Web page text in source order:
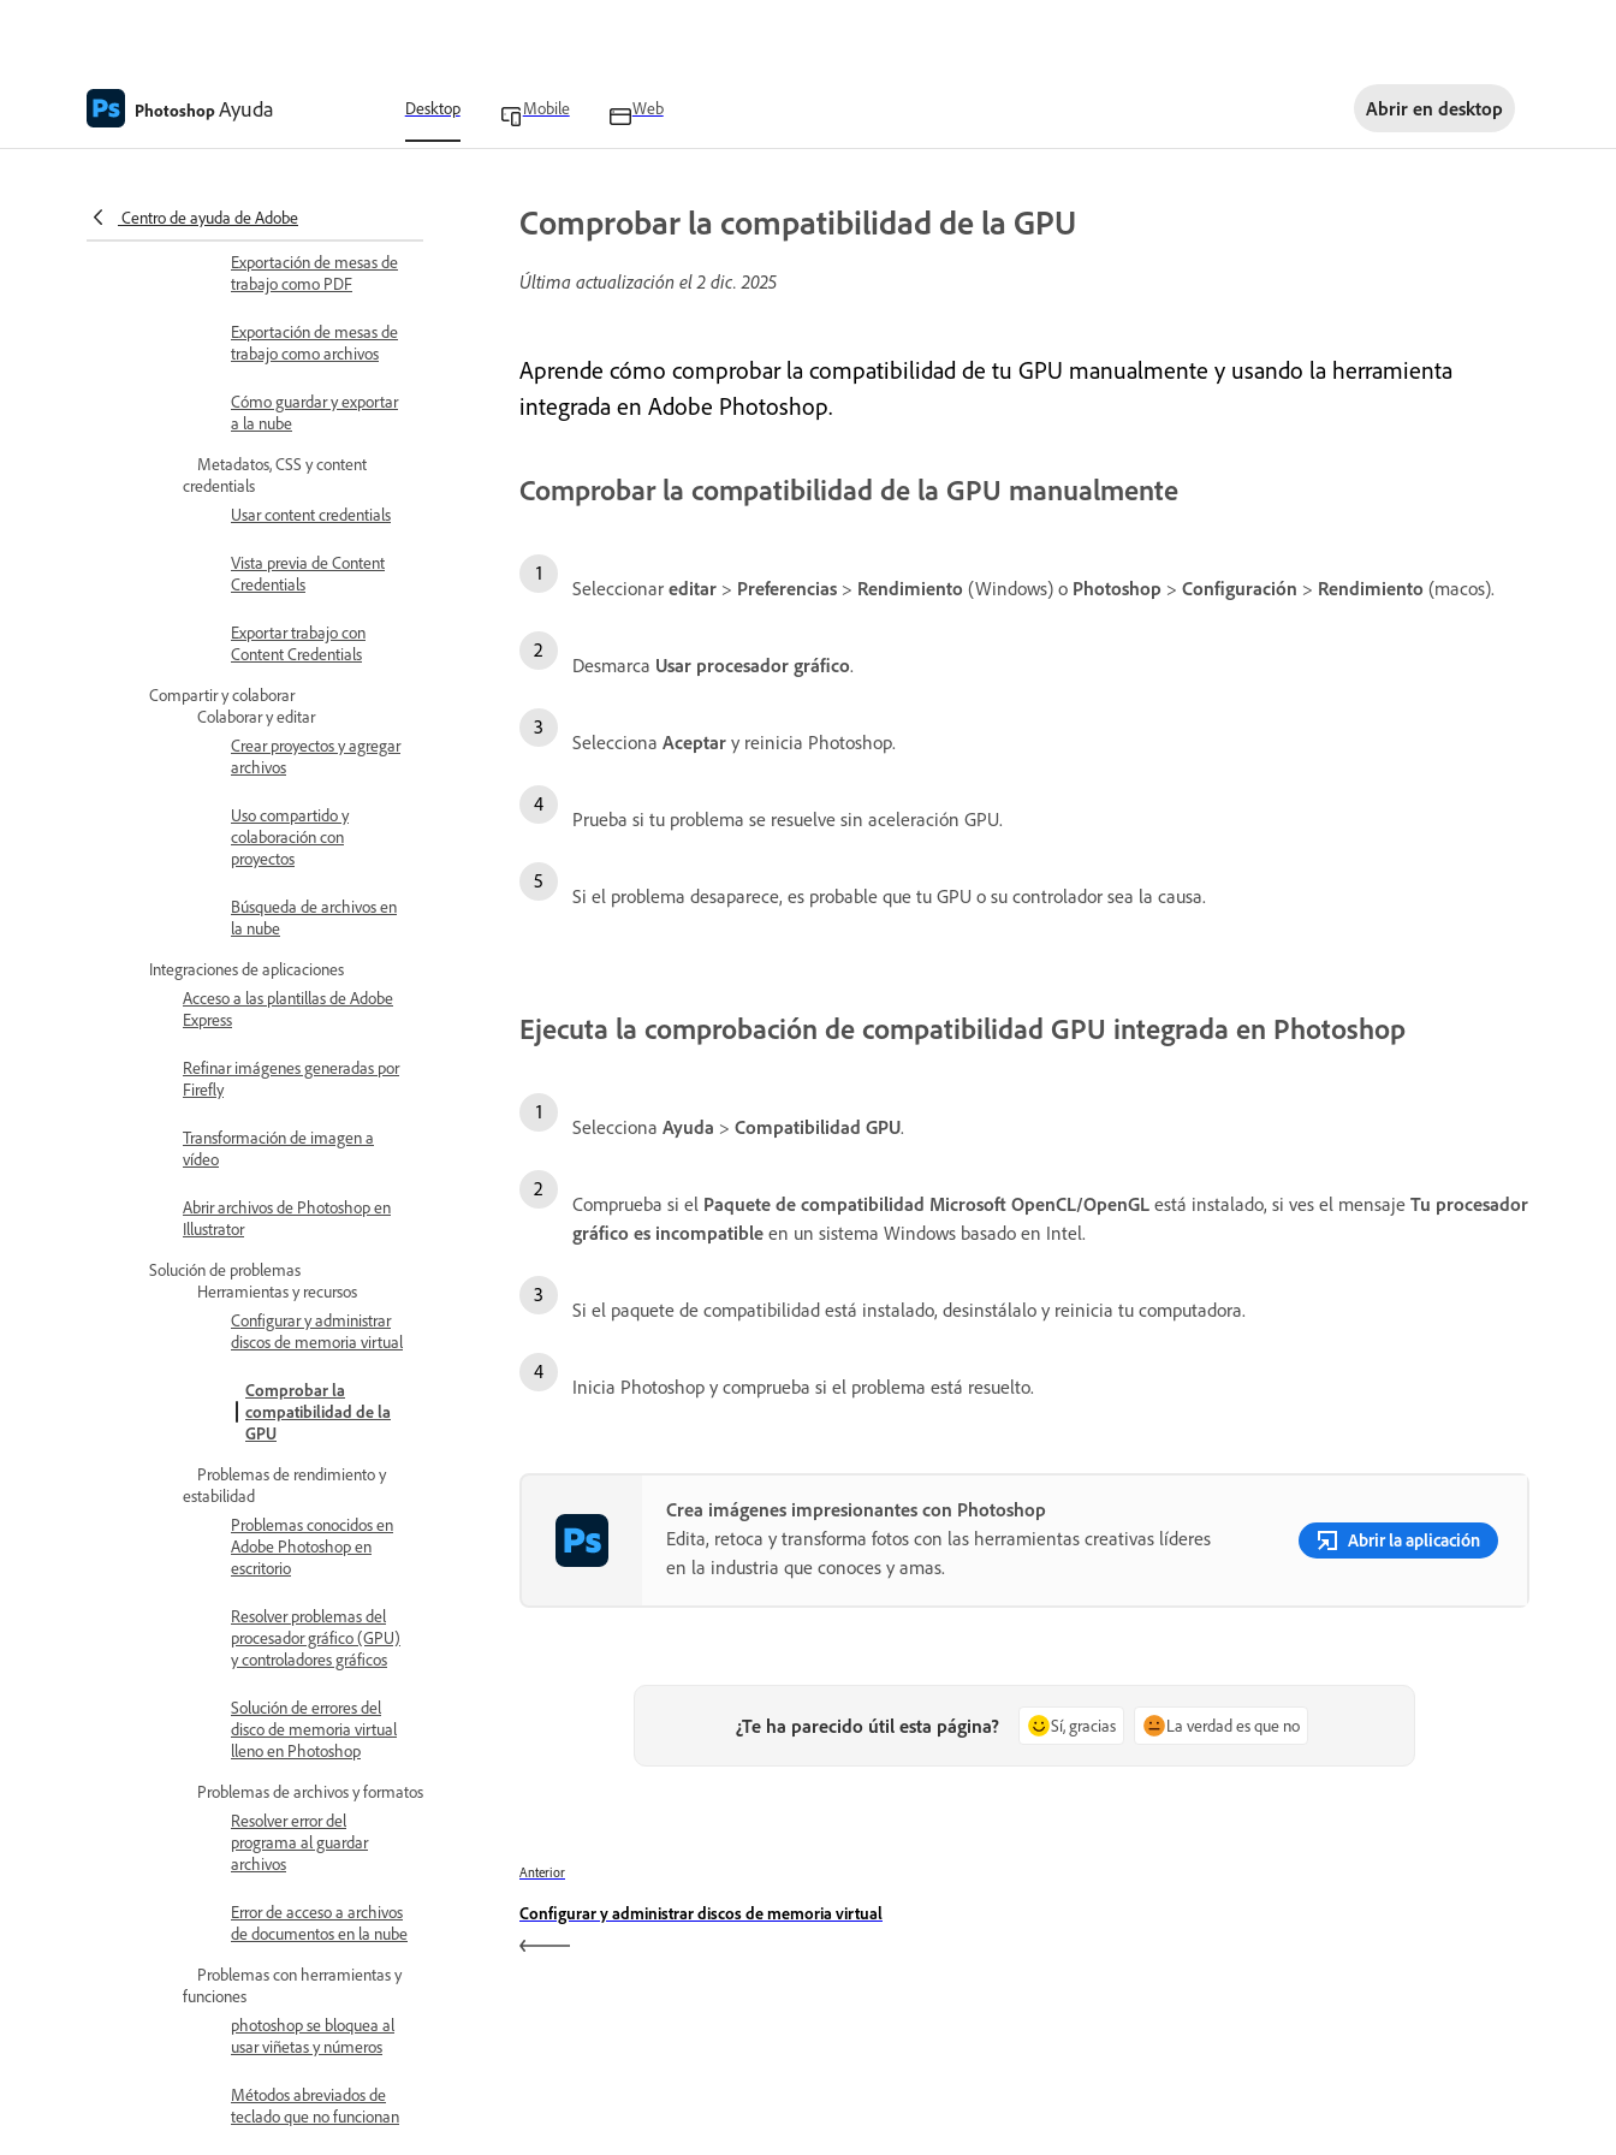
PhotoshopAyuda Desktop Mobile Web Abrir en desktop
Centro de ayuda de Adobe
Exportación de archivos
en tamaños diferentes
como archivos
Exportación de mesas de
trabajo como PDF
Exportación de mesas de
trabajo como archivos
Cómo guardar y exportar
a la nube
Metadatos, CSS y content
credentials
Usar content credentials
Vista previa de Content
Credentials
Exportar trabajo con
Content Credentials
Compartir y colaborar
Colaborar y editar
Crear proyectos y agregar
archivos
Uso compartido y
colaboración con
proyectos
Búsqueda de archivos en
la nube
Integraciones de aplicaciones
Acceso a las plantillas de Adobe
Express
Refinar imágenes generadas por
Firefly
Transformación de imagen a
vídeo
Abrir archivos de Photoshop en
Illustrator
Solución de problemas
Herramientas y recursos
Configurar y administrar
discos de memoria virtual
Comprobar la
compatibilidad de la
GPU
Problemas de rendimiento y
estabilidad
Problemas conocidos en
Adobe Photoshop en
escritorio
Resolver problemas del
procesador gráfico (GPU)
y controladores gráficos
Solución de errores del
disco de memoria virtual
lleno en Photoshop
Problemas de archivos y formatos
Resolver error del
programa al guardar
archivos
Error de acceso a archivos
de documentos en la nube
Problemas con herramientas y
funciones
photoshop se bloquea al
usar viñetas y números
Métodos abreviados de
teclado que no funcionan
Comprobar la compatibilidad de la GPU
Última actualización el2 dic. 2025
Aprende cómo comprobar la compatibilidad de tu GPU manualmente y usando la herramienta
integrada en Adobe Photoshop.
Comprobar la compatibilidad de la GPU manualmente
Seleccionar editar > Preferencias > Rendimiento (Windows) o Photoshop > Configuración > Rendimiento (macos).
Desmarca Usar procesador gráfico.
Selecciona Aceptar y reinicia Photoshop.
Prueba si tu problema se resuelve sin aceleración GPU.
Si el problema desaparece, es probable que tu GPU o su controlador sea la causa.
Ejecuta la comprobación de compatibilidad GPU integrada en Photoshop
Selecciona Ayuda > Compatibilidad GPU.
Comprueba si el Paquete de compatibilidad Microsoft OpenCL/OpenGL está instalado, si ves el mensaje Tu procesador
gráfico es incompatible en un sistema Windows basado en Intel.
Si el paquete de compatibilidad está instalado, desinstálalo y reinicia tu computadora.
Inicia Photoshop y comprueba si el problema está resuelto.
Crea imágenes impresionantes con Photoshop
Edita, retoca y transforma fotos con las herramientas creativas líderes
en la industria que conoces y amas.
Abrir la aplicación
¿Te ha parecido útil esta página? Sí, gracias La verdad es que no
Anterior
Configurar y administrar discos de memoria virtual